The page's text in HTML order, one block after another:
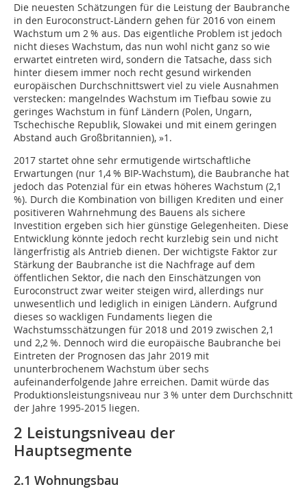
Die neuesten Schätzungen für die Leistung der Baubranche
in den Euroconstruct-Ländern gehen für 2016 von einem
Wachstum um 2 % aus. Das eigentliche Problem ist jedoch
nicht dieses Wachstum, das nun wohl nicht ganz so wie
erwartet eintreten wird, sondern die Tatsache, dass sich
hinter diesem immer noch recht gesund wirkenden
europäischen Durchschnittswert viel zu viele Ausnahmen
verstecken: mangelndes Wachstum im Tiefbau sowie zu
geringes Wachstum in fünf Ländern (Polen, Ungarn,
Tschechische Republik, Slowakei und mit einem geringen
Abstand auch Großbritannien), »1 .
2017 startet ohne sehr ermutigende wirtschaftliche
Erwartungen (nur 1,4 % BIP-Wachstum), die Baubranche hat
jedoch das Potenzial für ein etwas höheres Wachstum (2,1
%). Durch die Kombination von billigen Krediten und einer
positiveren Wahrnehmung des Bauens als sichere
Investition ergeben sich hier günstige Gelegenheiten. Diese
Entwicklung könnte jedoch recht kurzlebig sein und nicht
längerfristig als Antrieb dienen. Der wichtigste Faktor zur
Stärkung der Baubranche ist die Nachfrage auf dem
öffentlichen Sektor, die nach den Einschätzungen von
Euroconstruct zwar weiter steigen wird, allerdings nur
unwesentlich und lediglich in einigen Ländern. Aufgrund
dieses so wackligen Fundaments liegen die
Wachstumsschätzungen für 2018 und 2019 zwischen 2,1
und 2,2 %. Dennoch wird die europäische Baubranche bei
Eintreten der Prognosen das Jahr 2019 mit
ununterbrochenem Wachstum über sechs
aufeinanderfolgende Jahre erreichen. Damit würde das
Produktionsleistungsniveau nur 3 % unter dem Durchschnitt
der Jahre 1995-2015 liegen.
2 Leistungsniveau der
Hauptsegmente
2.1 Wohnungsbau